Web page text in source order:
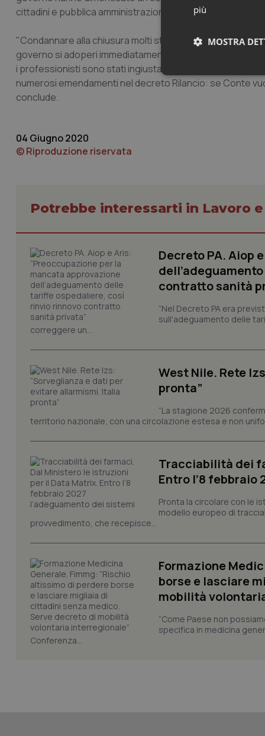
cittadini e pubblica amministrazione", ha detto
"Condannare alla chiusura molti studi professionali
governo si adoperi immediatamente per mettere in
i professionisti sono stati ingiustamente esclusi, e per
numerosi emendamenti nel decreto Rilancio: se Conte
conclude.
04 Giugno 2020
© Riproduzione riservata
Potrebbe interessarti in Lavoro
Decreto PA. Aiop
contratto sanità
“Nel Decreto PA era
sull'adeguamento delle
correggere un...
West Nile. Rete
pronta”
“La stagione 2026
territorio nazionale, con una circolazione estesa e non
Tracciabilità dei
Entro l’8 febbraio
Pronta la circolare con le
modello europeo di
provvedimento, che recepisce...
Formazione
borse e lasciare
mobilità
“Come Paese non
specifica in medicina
Conferenza...
più
MOSTRA
Nome
tracking-sites-
session-id
_ga_KM60CM4NPH
Nome
Nome